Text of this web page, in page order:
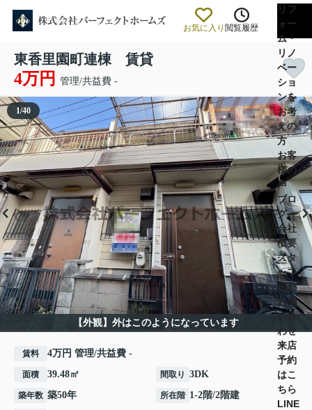
お気に入り 閲覧履歴
リフ
ォー
ム・
リノ
ベー
ショ
ンを
お考
えの
方
お客
様の
声
ブロ
グ
会社
概要
スタ
ッフ
紹介
お問
い合
わせ
来店
予約
はこ
ちら
LINE
東香里園町連棟 賃貸
4万円 管理/共益費 -
【外観】外はこのようになっています
1/40
賃料 4万円 管理/共益費 -
面積 39.48㎡ 間取り 3DK
築年数 築50年 所在階 1-2階/2階建